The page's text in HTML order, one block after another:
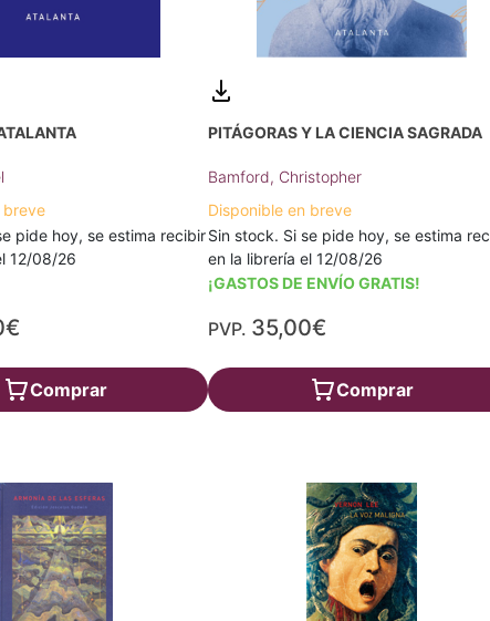
breve
pide hoy, se estima recibir
12/08/26
Comprar
PITÁGORAS Y LA CIENCIA SAGRADA
Bamford, Christopher
Disponible en breve
Sin stock. Si se pide hoy, se estima
en la librería el 12/08/26
¡GASTOS DE ENVÍO GRATIS!
PVP. 35,00€
Comprar